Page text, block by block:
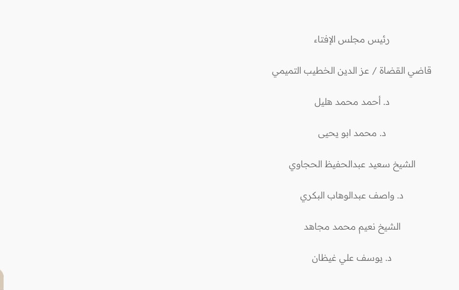
رئيس مجلس الإفتاء
قاضي القضاة / عز الدين الخطيب التميمي
د. أحمد محمد هليل
د. محمد ابو يحيى
الشيخ سعيد عبدالحفيظ الحجاوي
د. واصف عبدالوهاب البكري
الشيخ نعيم محمد مجاهد
د. يوسف علي غيظان